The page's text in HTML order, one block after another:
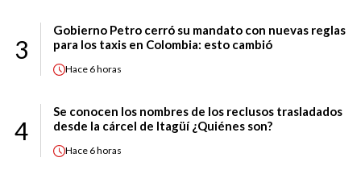
3
Gobierno Petro cerró su mandato con nuevas reglas
para los taxis en Colombia: esto cambió
Hace 6 horas
4
Se conocen los nombres de los reclusos trasladados
desde la cárcel de Itagüí ¿Quiénes son?
Hace 6 horas